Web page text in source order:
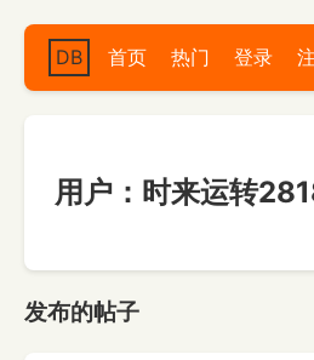
DB 首页 热门 登录
用户：时来运转
发布的帖子